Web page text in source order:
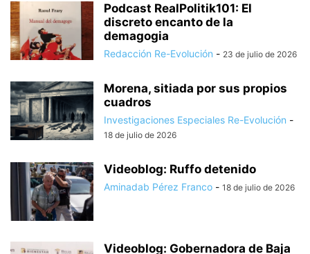
Podcast RealPolitik101: El
discreto encanto de la
demagogia
Redacción Re-Evolución - 23 de julio de 2026
Morena, sitiada por sus propios
cuadros
Investigaciones Especiales Re-Evolución -
18 de julio de 2026
Videoblog: Ruffo detenido
Aminadab Pérez Franco - 18 de julio de 2026
Videoblog: Gobernadora de Baja